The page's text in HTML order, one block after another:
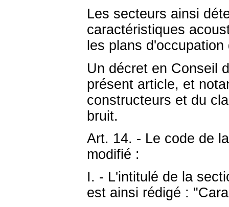
Les secteurs ainsi
caractéristiques
les plans
Un décret en Conseil
présent article, et
constructeurs et du
bruit.
Art. 14. - Le code de
modifié :
I. - L'intitulé de la
est ainsi rédigé :